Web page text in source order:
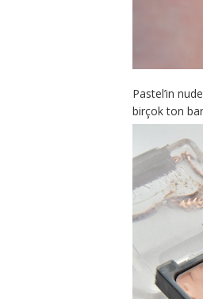
Pastel’in
birçok ton